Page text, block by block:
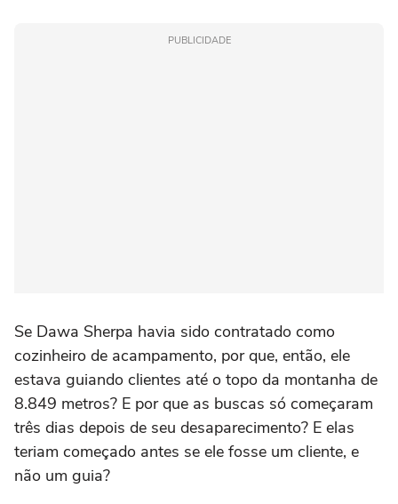
PUBLICIDADE
Se Dawa Sherpa havia sido contratado como
cozinheiro de acampamento, por que, então, ele
estava guiando clientes até o topo da montanha de
8.849 metros? E por que as buscas só começaram
três dias depois de seu desaparecimento? E elas
teriam começado antes se ele fosse um cliente, e
não um guia?